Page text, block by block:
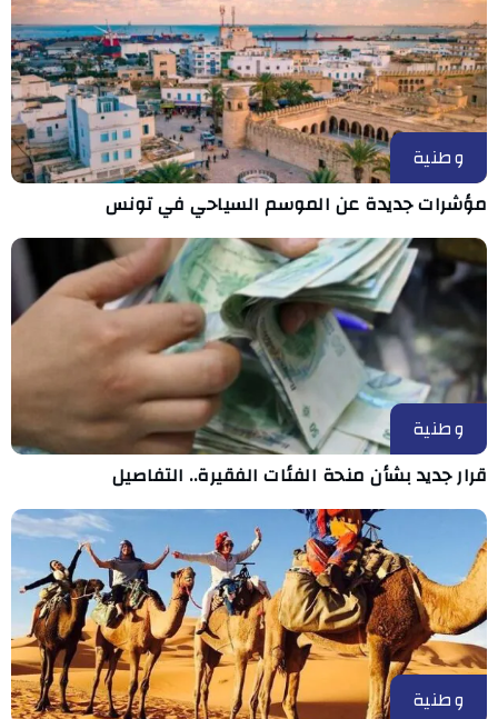
وطنية
مؤشرات جديدة عن الموسم السياحي في تونس
وطنية
قرار جديد بشأن منحة الفئات الفقيرة.. التفاصيل
وطنية